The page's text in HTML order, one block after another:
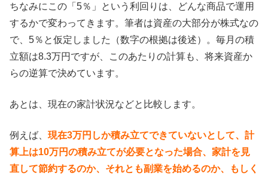
ちなみにこの「5％」という利回りは、どんな商品で運用
するかで変わってきます。筆者は資産の大部分が株式なの
で、5％と仮定しました（数字の根拠は後述）。毎月の積
立額は8.3万円ですが、このあたりの計算も、将来資産か
らの逆算で決めています。
あとは、現在の家計状況などと比較します。
例えば、 現在3万円しか積み立てできていないとして、計
算上は10万円の積み立てが必要となった場合、家計を見
直して節約するのか、それとも副業を始めるのか、もしく